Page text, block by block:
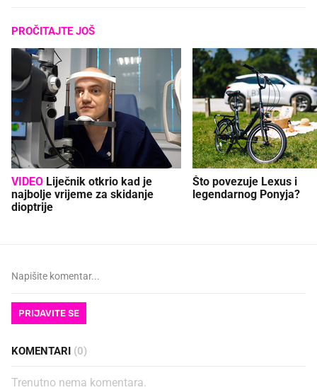
PROČITAJTE JOŠ
VIDEO
najbolje vrijeme za skidanje
dioptrije
Što povezuje Lexus i
legendarnog Ponyja?
PRIJAVITE SE
KOMENTARI (0)
Trenutno nema komentara.